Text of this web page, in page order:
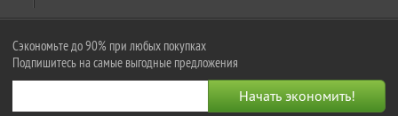
Сэкономьте до 90% при любых покупках
Подпишитесь на самые выгодные предложения